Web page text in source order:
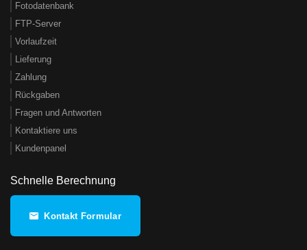
Fotodatenbank
FTP-Server
Vorlaufzeit
Lieferung
Zahlung
Rückgaben
Fragen und Antworten
Kontaktiere uns
Kundenpanel
Schnelle Berechnung
Kontakt Formular